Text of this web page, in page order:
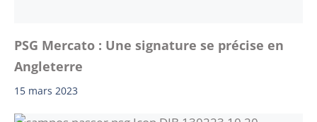
PSG Mercato : Une signature se précise en
Angleterre
15 mars 2023